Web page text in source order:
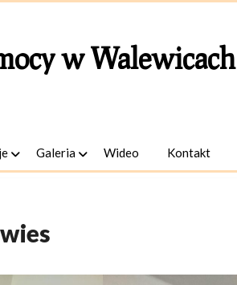
w Walewicach
Galeria Wideo Kontakt